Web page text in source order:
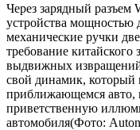
Через зарядный разъем
устройства
механические ручки
требование китайского
выдвижных
свой динамик, который
приближающемся авто,
приветственную
автомобиля(Фото: